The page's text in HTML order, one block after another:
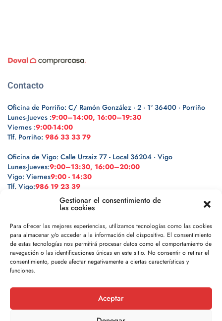
Gestionar el consentimiento de
las cookies
Para ofrecer las mejores experiencias, utilizamos tecnologías como las cookies
para almacenar y/o acceder a la información del dispositivo. El consentimiento
de estas tecnologías nos permitirá procesar datos como el comportamiento de
navegación o las identificaciones únicas en este sitio. No consentir o retirar el
consentimiento, puede afectar negativamente a ciertas características y
funciones.
Aceptar
Contacto
Oficina de Porriño: C/ Ramón González · 2 · 1º 36400 · Porriño
Lunes-Jueves :9:00–14:00, 16:00–19:30
Viernes :9:00-14:00
Tlf. Porriño: 986 33 33 79
Oficina de Vigo: Calle Urzaiz 77 - Local 36204 · Vigo
Lunes-Jueves:9:00–13:30, 16:00–20:00
Vigo: Viernes9:00 - 14:30
Tlf. Vigo:986 19 23 39
Legal
Política de privacidad